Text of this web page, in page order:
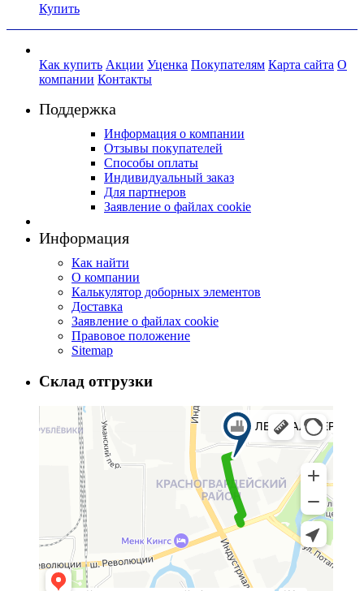
Купить
Как купить Акции Уценка Покупателям Карта сайта О
компании Контакты
Поддержка
Информация о компании
Отзывы покупателей
Способы оплаты
Индивидуальный заказ
Для партнеров
Заявление о файлах cookie
Информация
Как найти
О компании
Калькулятор доборных элементов
Доставка
Заявление о файлах cookie
Правовое положение
Sitemap
Склад отгрузки